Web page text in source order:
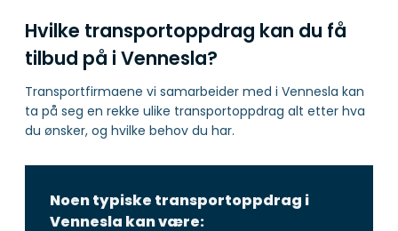
Hvilke transportoppdrag kan du få
tilbud på i Vennesla?
Transportfirmaene vi samarbeider med i Vennesla kan
ta på seg en rekke ulike transportoppdrag alt etter hva
du ønsker, og hvilke behov du har.
Noen typiske transportoppdrag i
Vennesla kan være: